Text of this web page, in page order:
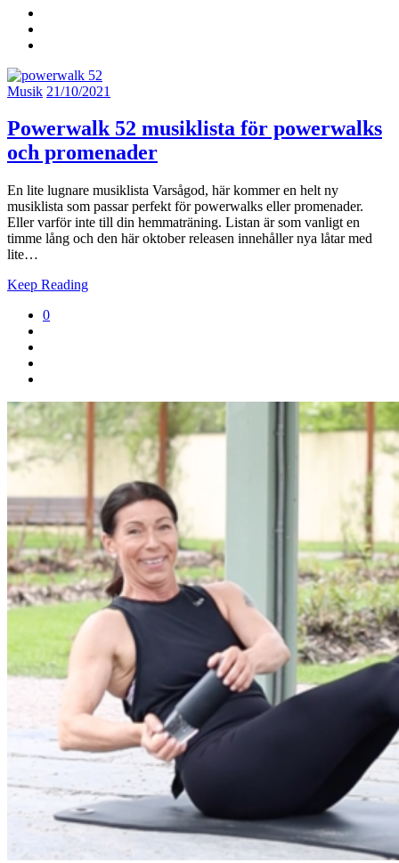
Musik 21/10/2021
Powerwalk 52 musiklista för powerwalks
och promenader
En lite lugnare musiklista Varsågod, här kommer en helt ny
musiklista som passar perfekt för powerwalks eller promenader.
Eller varför inte till din hemmaträning. Listan är som vanligt en
timme lång och den här oktober releasen innehåller nya låtar med
lite…
Keep Reading
0